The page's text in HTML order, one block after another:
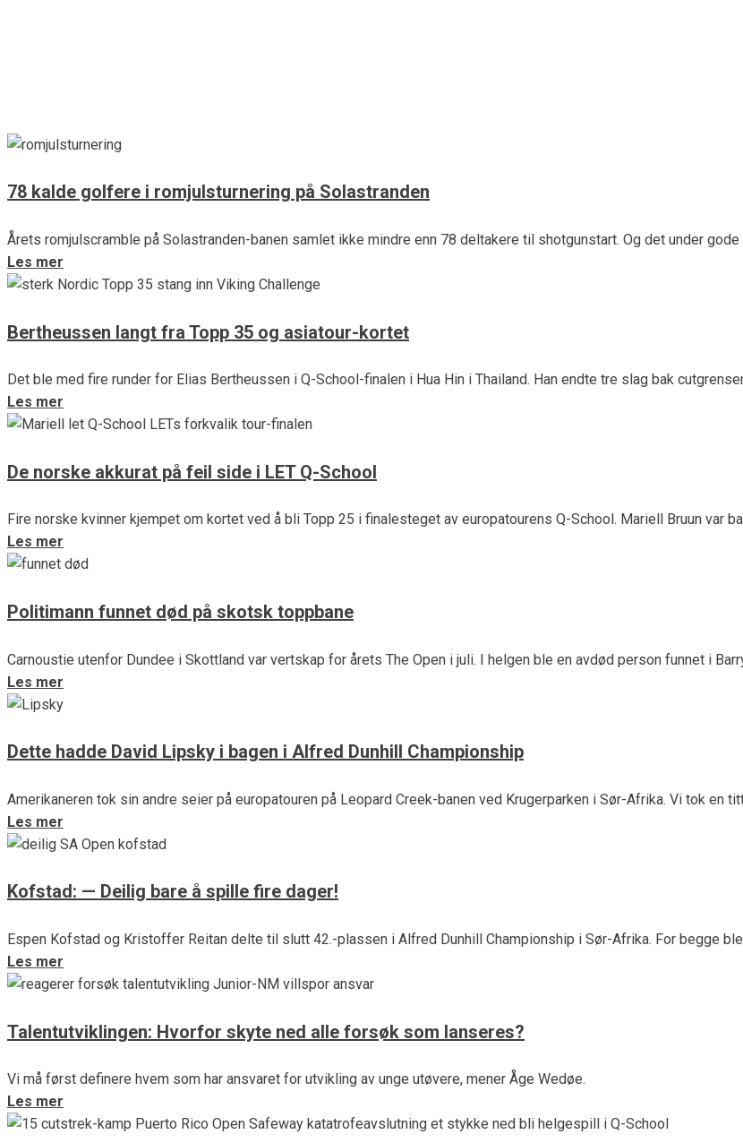
78 kalde golfere i romjulsturnering på Solastranden
Årets romjulscramble på Solastranden-banen samlet ikke mindre enn 78 deltakere til shotgunstart. Og det under
Les mer
Bertheussen langt fra Topp 35 og asiatour-kortet
Det ble med fire runder for Elias Bertheussen i Q-School-finalen i Hua Hin i Thailand. Han endte tre slag bak
Les mer
De norske akkurat på feil side i LET Q-School
Fire norske kvinner kjempet om kortet ved å bli Topp 25 i finalesteget av europatourens Q-School. Mariell Bruun var
Les mer
Politimann funnet død på skotsk toppbane
Carnoustie utenfor Dundee i Skottland var vertskap for årets The Open i juli. I helgen ble en avdød person funnet i
Les mer
Dette hadde David Lipsky i bagen i Alfred Dunhill Championship
Amerikaneren tok sin andre seier på europatouren på Leopard Creek-banen ved Krugerparken i Sør-Afrika. Vi tok en
Les mer
Kofstad: — Deilig bare å spille fire dager!
Espen Kofstad og Kristoffer Reitan delte til slutt 42.-plassen i Alfred Dunhill Championship i Sør-Afrika. For begge
Les mer
Talentutviklingen: Hvorfor skyte ned alle forsøk som lanseres?
Vi må først definere hvem som har ansvaret for utvikling av unge utøvere, mener Åge Wedøe.
Les mer